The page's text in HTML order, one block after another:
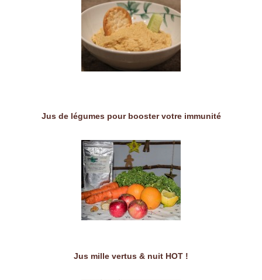
Jus de légumes pour booster votre immunité
Jus mille vertus & nuit HOT !